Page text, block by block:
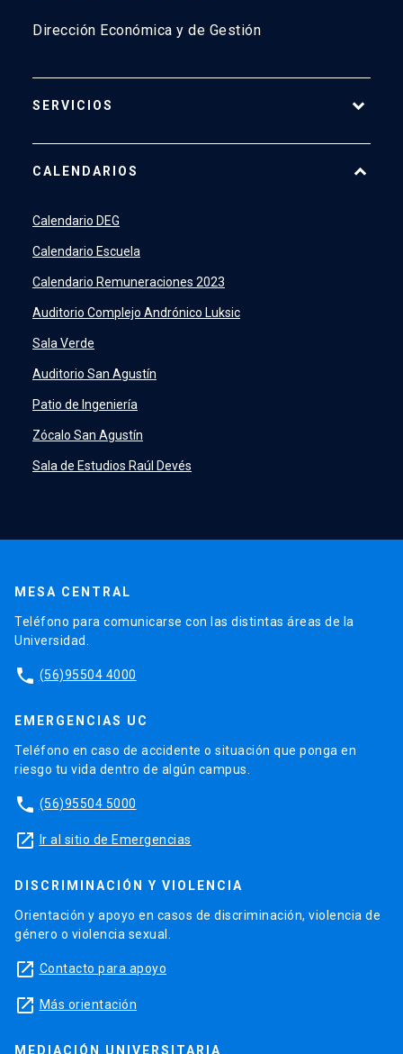
Dirección Económica y de Gestión
SERVICIOS
SIDINGlaunch
Academic Intelligence
PeopleSoftlaunch
ERPlaunch
CALENDARIOS
Calendario DEG
Calendario Escuela
Calendario Remuneraciones 2023
Auditorio Complejo Andrónico Luksic
Sala Verde
Auditorio San Agustín
Patio de Ingeniería
Zócalo San Agustín
Sala de Estudios Raúl Devés
MESA CENTRAL
Teléfono para comunicarse con las distintas áreas de la
Universidad.
phone (56)95504 4000
EMERGENCIAS UC
Teléfono en caso de accidente o situación que ponga en
riesgo tu vida dentro de algún campus.
phone (56)95504 5000
launch Ir al sitio de Emergencias
DISCRIMINACIÓN Y VIOLENCIA
Orientación y apoyo en casos de discriminación, violencia de
género o violencia sexual.
launch Contacto para apoyo
launch Más orientación
MEDIACIÓN UNIVERSITARIA